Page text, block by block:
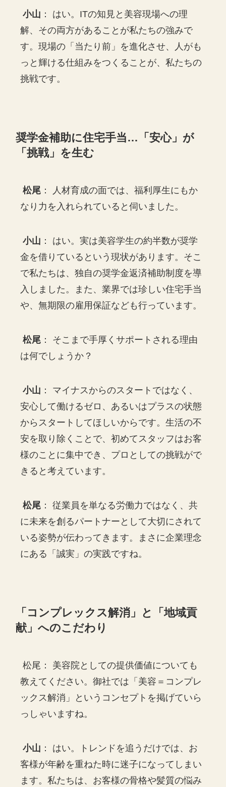
小山 ： はい。ITの知見と美容現場への理
解、その両方があることが私たちの強みで
す。現場の「当たり前」を進化させ、人がも
っと輝ける仕組みをつくることが、私たちの
挑戦です。
奨学金補助に住宅手当…「安心」が
「挑戦」を生む
松尾 ： 人材育成の面では、福利厚生にもか
なり力を入れられていると伺いました。
小山 ： はい。実は美容学生の約半数が奨学
金を借りているという現状があります。そこ
で私たちは、独自の奨学金返済補助制度を導
入しました。また、業界では珍しい住宅手当
や、無期限の雇用保証なども行っています。
松尾 ： そこまで手厚くサポートされる理由
は何でしょうか？
小山 ： マイナスからのスタートではなく、
安心して働けるゼロ、あるいはプラスの状態
からスタートしてほしいからです。生活の不
安を取り除くことで、初めてスタッフはお客
様のことに集中でき、プロとしての挑戦がで
きると考えています。
松尾 ： 従業員を単なる労働力ではなく、共
に未来を創るパートナーとして大切にされて
いる姿勢が伝わってきます。まさに企業理念
にある「誠実」の実践ですね。
「コンプレックス解消」と「地域貢
献」へのこだわり
松尾： 美容院としての提供価値についても
教えてください。御社では「美容＝コンプレ
ックス解消」というコンセプトを掲げていら
っしゃいますね。
小山 ： はい。トレンドを追うだけでは、お
客様が年齢を重ねた時に迷子になってしまい
ます。私たちは、お客様の骨格や髪質の悩み